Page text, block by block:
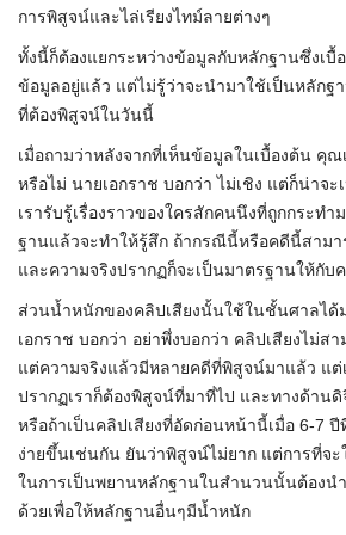
การพิสูจน์และไล่เรียงไทม์ลายต่างๆ
ทั้งนี้ก็ต้องแยกระหว่างข้อมูลกับหลักฐานซึ่งเ
ข้อมูลอยู่แล้ว แต่ไม่รู้ว่าจะนำมาใช้เป็นหลักฐ
ที่ต้องพิสูจน์ในวันนี้
เมื่อถามว่าหลังจากที่เห็นข้อมูลในเบื้องต้น คุณ
หรือไม่ นายเอกราช บอกว่า ไม่เชิง แต่ก็น่าจ
เรารับรู้เรื่องราวของใครสักคนนึงที่ถูกกระท
ฐานแล้วจะทำให้รู้สึก ถ้ากรณีนี้หรือคดีนี้สามา
และความจริงปรากฏก็จะเป็นมาตรฐานให้กับ
ส่วนน้ำหนักของคลิปเสียงนั้นใช้ในชั้นศาลได้
เอกราช บอกว่า อย่าพึ่งบอกว่า คลิปเสียงไม่ส
แต่ความจริงแล้วมีหลายคดีที่พิสูจน์มาแล้ว แต่
ปรากฏเราก็ต้องพิสูจน์ที่มาที่ไป และทางด้าน
หรือถ้าเป็นคลิปเสียงที่อัดก่อนหน้านี้เมื่อ 6-7
ง่ายขึ้นเช่นกัน ยันว่าพิสูจน์ไม่ยาก แต่การที่จะ
ในการเป็นพยานหลักฐานในสำนวนนั้นต้องน
ด้วยเพื่อให้หลักฐานอื่นๆมีน้ำหนัก